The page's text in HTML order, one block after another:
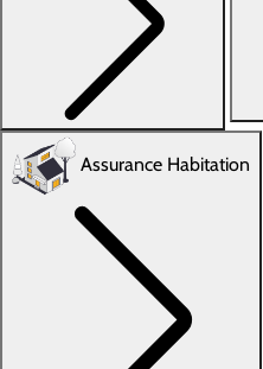
Assurance Habitation